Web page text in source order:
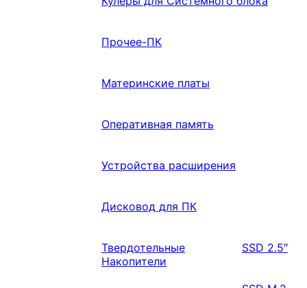
Прочее-ПК
Материнские платы
Оперативная память
Устройства расширения
Дисковод для ПК
Твердотельные
Накопители
SSD 2.5″